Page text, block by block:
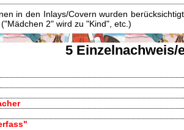
in den Inlays/Covern wurden
2" wird zu "Kind", etc.)
5 Einzelnachweis/